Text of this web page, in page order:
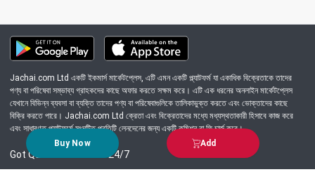
Buy Now Add
Jachai.com Ltd একটি ইকমার্স মার্কেটপ্লেস, এটি এমন একটি প্ল্যাটফর্ম যা একাধিক বিক্রেতাকে তাদের
পণ্য বা পরিষেবা সম্ভাব্য গ্রাহকদের কাছে অফার করতে সক্ষম করে। এটি এক ধরনের অনলাইন মার্কেটপ্লেস
যেখানে বিভিন্ন ব্যবসা বা ব্যক্তি তাদের পণ্য বা পরিষেবাগুলিকে তালিকাভুক্ত করতে এবং ভোক্তাদের কাছে
বিক্রি করতে পারে। Jachai.com Ltd ক্রেতা এবং বিক্রেতাদের মধ্যে মধ্যস্থতাকারী হিসাবে কাজ করে
এবং সাধারণত প্ল্যাটফর্মে সংঘটিত প্রতিটি লেনদেনের জন্য একটি কমিশন বা ফি চার্জ করে।
Got Question? Call us 24/7